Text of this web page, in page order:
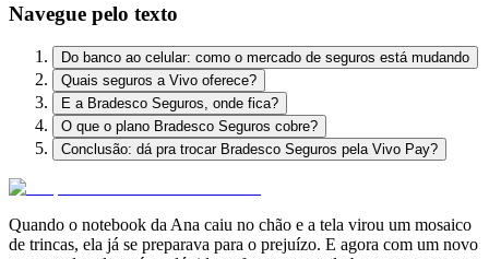
Navegue pelo texto
Do banco ao celular: como o mercado de seguros está mudando
Quais seguros a Vivo oferece?
E a Bradesco Seguros, onde fica?
O que o plano Bradesco Seguros cobre?
Conclusão: dá pra trocar Bradesco Seguros pela Vivo Pay?
Quando o notebook da Ana caiu no chão e a tela virou um mosaico
de trincas, ela já se preparava para o prejuízo. E agora com um novo